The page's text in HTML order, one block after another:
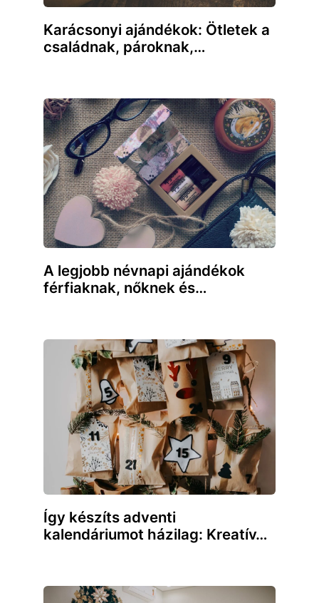
Karácsonyi ajándékok: Ötletek a
családnak, pároknak,…
A legjobb névnapi ajándékok
férfiaknak, nőknek és…
Így készíts adventi
kalendáriumot házilag: Kreatív…